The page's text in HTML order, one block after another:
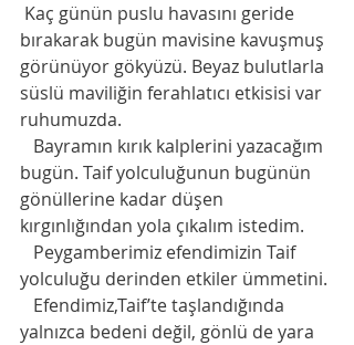
bırakarak bugün mavisine kavuşmuş
görünüyor gökyüzü. Beyaz bulutlarla
süslü maviliğin ferahlatıcı etkisisi var
ruhumuzda.
Bayramın kırık kalplerini yazacağım
bugün. Taif yolculuğunun bugünün
gönüllerine kadar düşen
kırgınlığından yola çıkalım istedim.
Peygamberimiz efendimizin Taif
yolculuğu derinden etkiler ümmetini.
Efendimiz,Taif’te taşlandığında
yalnızca bedeni değil, gönlü de yara